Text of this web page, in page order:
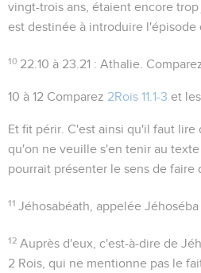
vingt-trois ans, étaient encore
est destinée à introduire l'épisode
10 22.10 à 23.21 : Athalie.
10 à 12 Comparez 2Rois 11.1-3 et
Et fit périr . C'est ainsi qu'il faut
qu'on ne veuille s'en tenir au
pourrait présenter le sens de faire
11 Jéhosabéath , appelée
12 Auprès d'eux , c'est-à-dire de
2 Rois, qui ne mentionne pas le